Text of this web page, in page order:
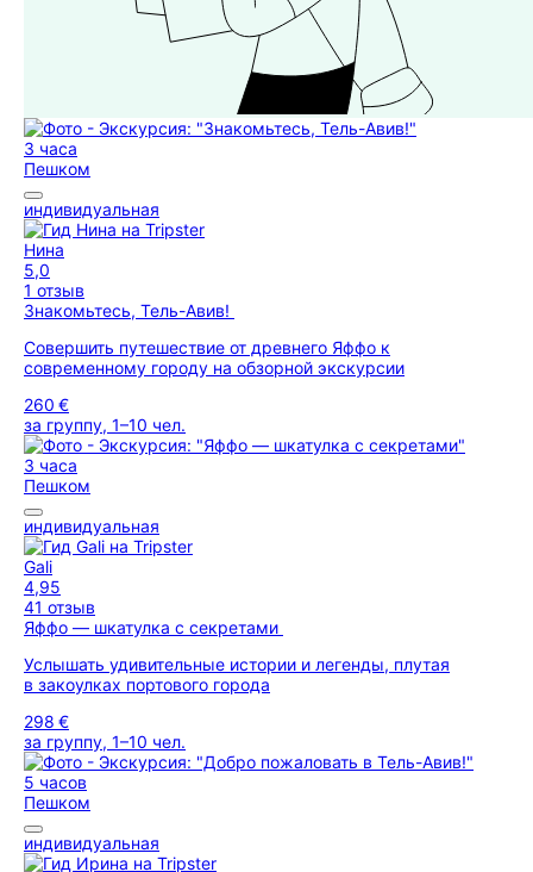
3 часа
Пешком
индивидуальная
Нина
5,0
1 отзыв
Знакомьтесь, Тель-Авив!
Совершить путешествие от древнего Яффо к
современному городу на обзорной экскурсии
260 €
за группу, 1–10 чел.
3 часа
Пешком
индивидуальная
Gali
4,95
41 отзыв
Яффо — шкатулка с секретами
Услышать удивительные истории и легенды, плутая
в закоулках портового города
298 €
за группу, 1–10 чел.
5 часов
Пешком
индивидуальная